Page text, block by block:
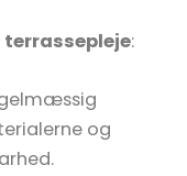
terrassepleje:
og